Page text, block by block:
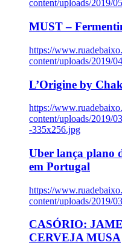
content/uploads/2019/
MUST –
https://
content/uploads/2019/
L’Origine by
https://
content/uploads/2019/
-335x256.jpg
Uber lança plano
em Portugal
https://
content/uploads/2019/
CASÓRIO:
CERVEJA MUSA